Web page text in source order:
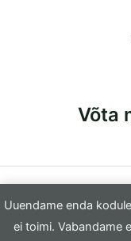
Uuendame enda
ei toimi. Vabandame
Võta